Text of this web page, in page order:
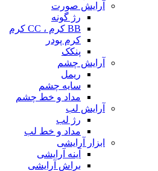
آرایش صورت
رژ گونه
BB کرم ، CC کرم
کرم پودر
پنکک
آرایش چشم
ریمل
سایه چشم
مداد و خط چشم
آرایش لب
رژ لب
مداد و خط لب
ابزار آرایشی
آینه آرایشی
براش آرایشی